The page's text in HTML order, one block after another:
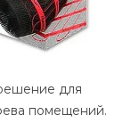
для
помещений.